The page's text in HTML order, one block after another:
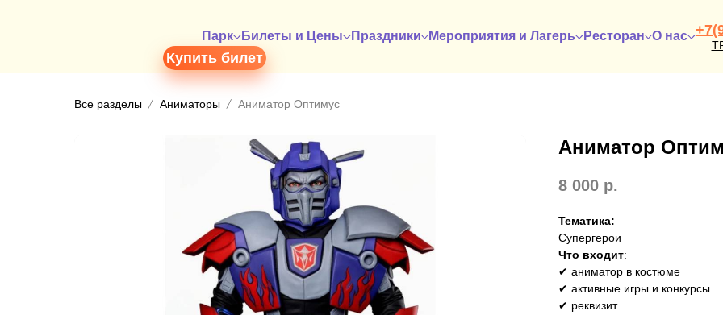
Парк Билеты и Цены Праздники Мероприятия и Лагерь Ресторан О нас
Купить билет
Все разделы Аниматоры Аниматор Оптимус
Аниматор
8 000 р.
Тематика:
Супергерои
Что входит:
✔ аниматор в костюме
✔ активные игры и конкурсы
✔ реквизит